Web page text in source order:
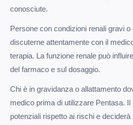
conosciute.
Persone con condizioni renali gravi
discuterne attentamente con il
terapia. La funzione renale può
del farmaco e sul dosaggio.
Chi è in gravidanza o allattamento
medico prima di utilizzare Pentasa.
potenziali rispetto ai rischi e